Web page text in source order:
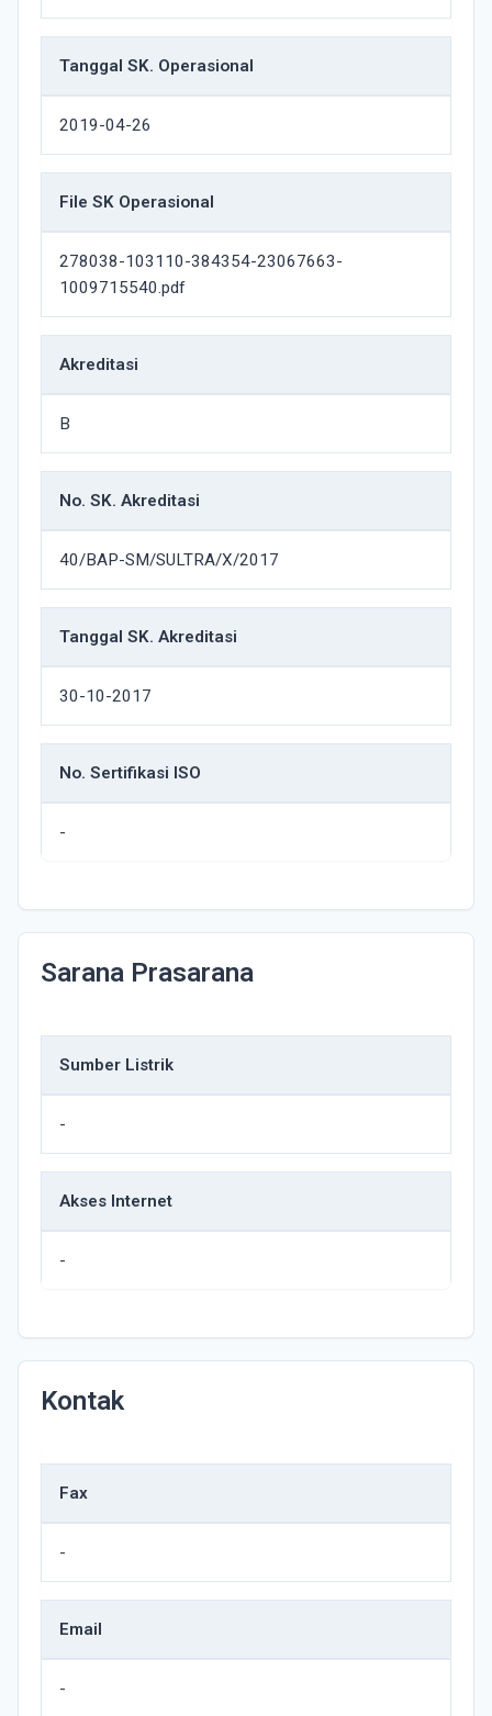
Tanggal SK. Operasional
2019-04-26
File SK Operasional
278038-103110-384354-23067663-
1009715540.pdf
Akreditasi
B
No. SK. Akreditasi
40/BAP-SM/SULTRA/X/2017
Tanggal SK. Akreditasi
30-10-2017
No. Sertifikasi ISO
-
Sarana Prasarana
Sumber Listrik
-
Akses Internet
-
Kontak
Fax
-
Email
-